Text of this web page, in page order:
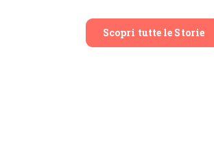
Scopri tutte le Storie